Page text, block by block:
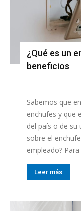
¿Qué es un
beneficios
Sabemos que
enchufes y que
del país o de su
sobre el
empleado?
Leer más